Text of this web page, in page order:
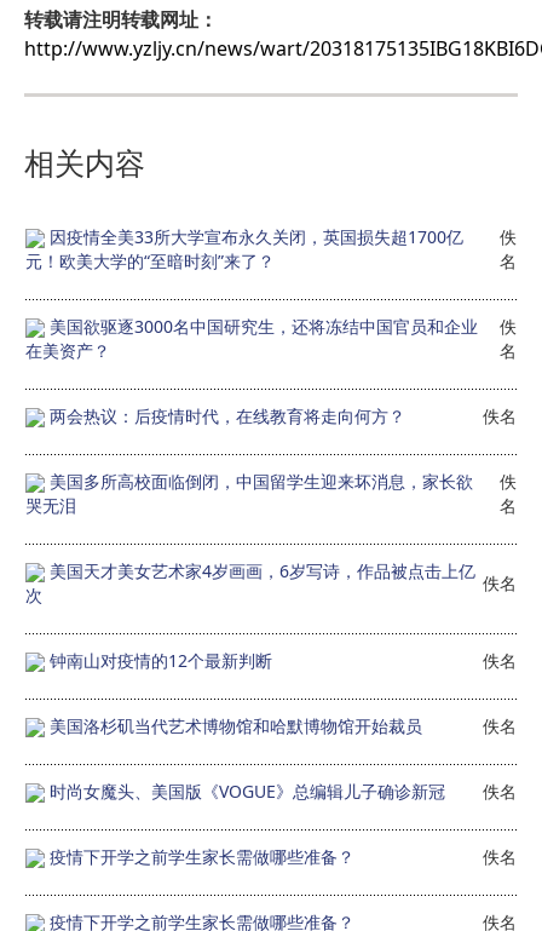
转载请注明转载网址：
http://www.yzljy.cn/news/wart/
相关内容
因疫情全美33所大学宣布永久关闭，英国损失超1700亿
元！欧美大学的“至暗时刻”来了？
佚
名
美国欲驱逐3000名中国研究生，还将冻结中国官员和企业
在美资产？
佚
名
两会热议：后疫情时代，在线教育将走向何方？ 佚名
美国多所高校面临倒闭，中国留学生迎来坏消息，家长欲
哭无泪
佚
名
美国天才美女艺术家4岁画画，6岁写诗，作品被点击上亿
次
佚名
钟南山对疫情的12个最新判断 佚名
美国洛杉矶当代艺术博物馆和哈默博物馆开始裁员 佚名
时尚女魔头、美国版《VOGUE》总编辑儿子确诊新冠 佚名
疫情下开学之前学生家长需做哪些准备？ 佚名
疫情下开学之前学生家长需做哪些准备？ 佚名